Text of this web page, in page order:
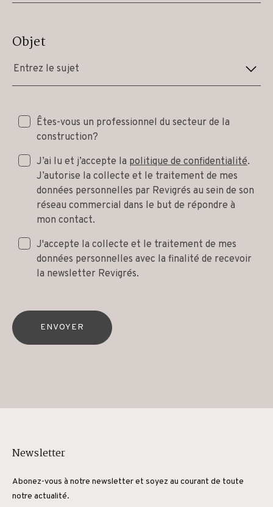
Objet
Entrez le sujet
Êtes-vous un professionnel du secteur de la
construction?
J’ai lu et j’accepte la politique de confidentialité.
J’autorise la collecte et le traitement de mes
données personnelles par Revigrés au sein de son
réseau commercial dans le but de répondre à
mon contact.
J'accepte la collecte et le traitement de mes
données personnelles avec la finalité de recevoir
la newsletter Revigrés.
ENVOYER
Newsletter
Abonez-vous à notre newsletter et soyez au courant de toute
notre actualité.